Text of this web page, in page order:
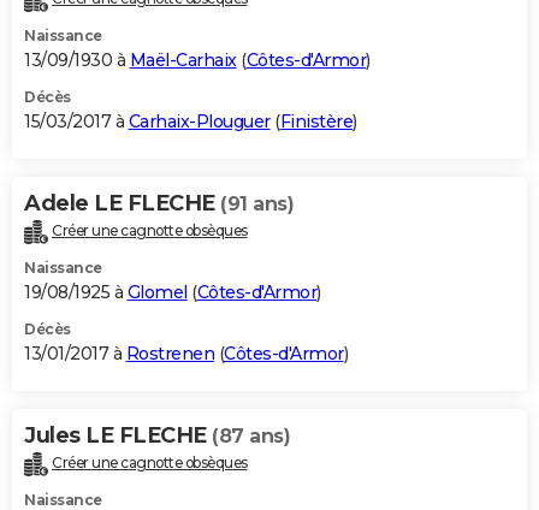
Naissance
13/09/1930 à Maël-Carhaix(Côtes-d'Armor)
Décès
15/03/2017 à Carhaix-Plouguer(Finistère)
Adele LE FLECHE (91 ans)
Créer une cagnotte obsèques
Naissance
19/08/1925 à Glomel (Côtes-d'Armor)
Décès
13/01/2017 à Rostrenen (Côtes-d'Armor)
Jules LE FLECHE (87 ans)
Créer une cagnotte obsèques
Naissance